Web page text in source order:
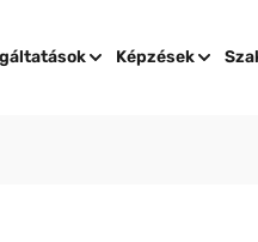
Képzések